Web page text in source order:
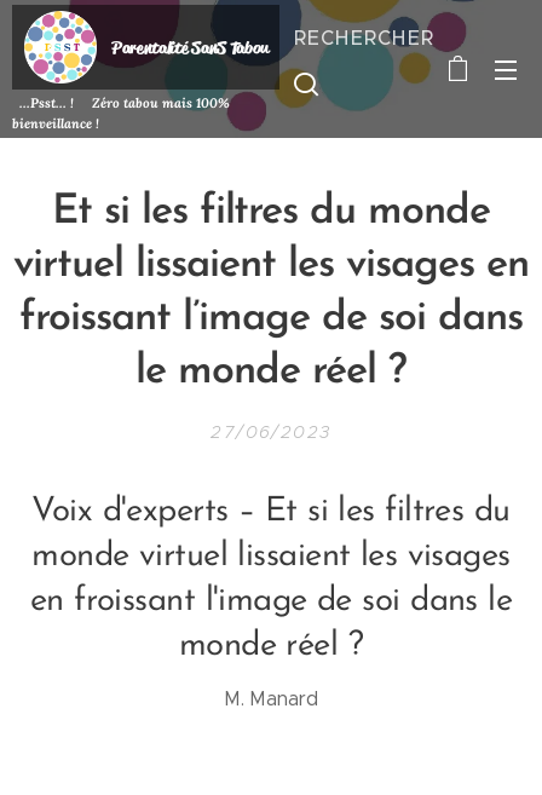
Parentalité SanSTabou
...Psst... ! Zéro tabou mais 100%
bienveillance !
RECHERCHER
Et si les filtres du monde
virtuel lissaient les visages en
froissant l’image de soi dans
le monde réel ?
27/06/2023
Voix d'experts – Et si les filtres du
monde virtuel lissaient les visages
en froissant l'image de soi dans le
monde réel ?
M. Manard